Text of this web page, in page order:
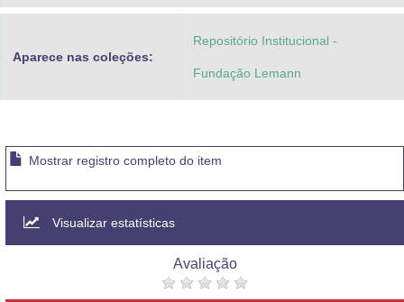
Aparece nas coleções:
Repositório Institucional -
Fundação Lemann
Mostrar registro completo do item
Visualizar estatísticas
Avaliação